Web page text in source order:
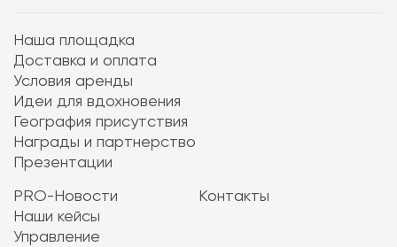
Наша площадка
Доставка и оплата
Условия аренды
Идеи для вдохновения
География присутствия
Награды и партнерство
Презентации
PRO-Новости
Наши кейсы
Управление
Контакты